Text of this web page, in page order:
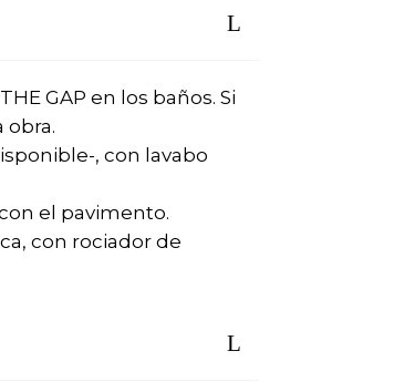
GAP en los baños. Si
obra.
, con lavabo
el pavimento.
con rociador de